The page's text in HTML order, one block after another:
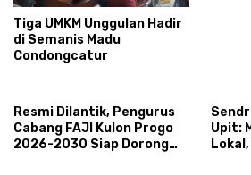
Tiga UMKM Unggulan Hadir
di Semanis Madu
Condongcatur
Resmi Dilantik, Pengurus
Cabang FAJI Kulon Progo
2026-2030 Siap Dorong
Upit: